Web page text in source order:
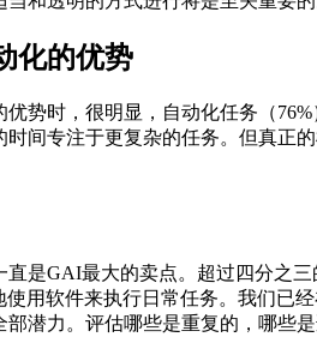
化的优势
优势时，很明显，自动化任务（
时间专注于更复杂的任务。但真正
是GAI最大的卖点。超过四分之
使用软件来执行日常任务。我们已
潜力。评估哪些是重复的，哪些